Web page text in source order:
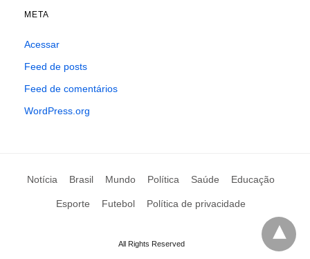
META
Acessar
Feed de posts
Feed de comentários
WordPress.org
Notícia Brasil Mundo Política Saúde Educação
Esporte Futebol Política de privacidade
All Rights Reserved